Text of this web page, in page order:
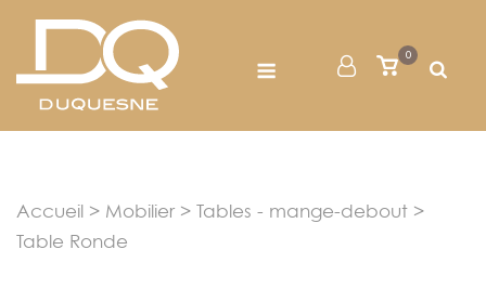
content
Mon
Voir
0
Accueil > Mobilier > Tables - mange-debout >
Table Ronde